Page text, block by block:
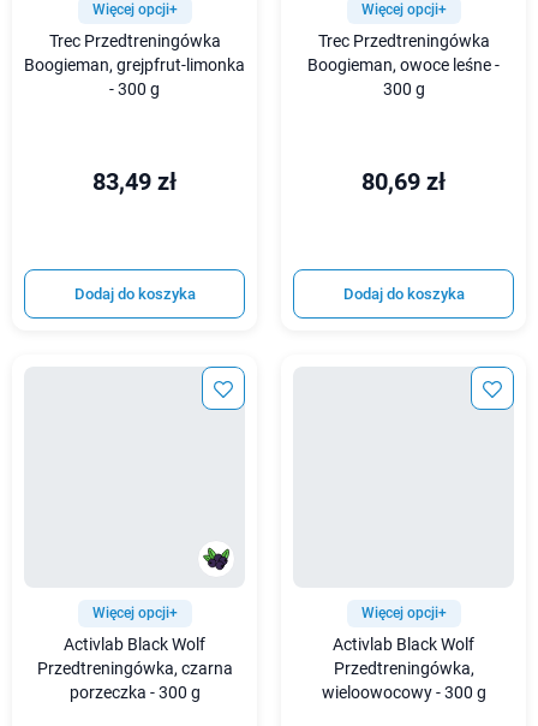
Więcej opcji+
Trec Przedtreningówka
Boogieman, grejpfrut-limonka
- 300 g
83,49 zł
Dodaj do koszyka
Więcej opcji+
Trec Przedtreningówka
Boogieman, owoce leśne -
300 g
80,69 zł
Dodaj do koszyka
Więcej opcji+
Activlab Black Wolf
Przedtreningówka, czarna
porzeczka - 300 g
Więcej opcji+
Activlab Black Wolf
Przedtreningówka,
wieloowocowy - 300 g